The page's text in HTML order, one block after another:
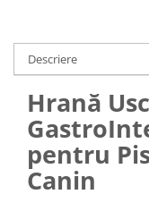
Descriere
Hrană
pentru
Canin